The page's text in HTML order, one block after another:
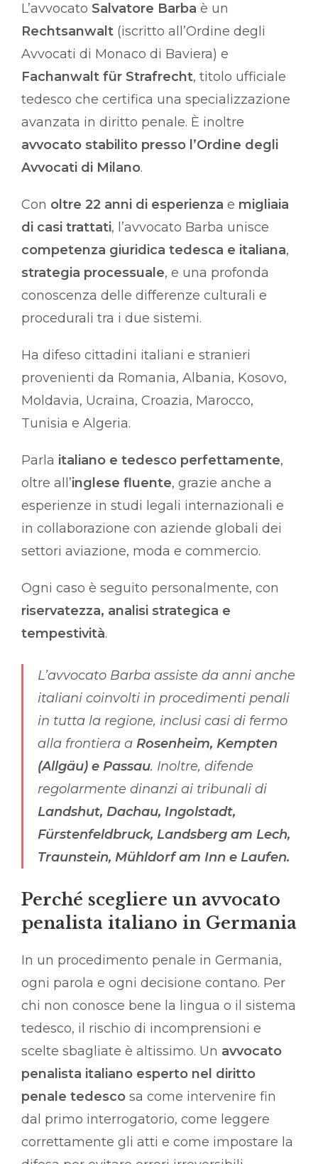
L’avvocato Salvatore Barba è un
Rechtsanwalt (iscritto all’Ordine degli
Avvocati di Monaco di Baviera) e
Fachanwalt für Strafrecht, titolo ufficiale
tedesco che certifica una specializzazione
avanzata in diritto penale. È inoltre
avvocato stabilito presso l’Ordine degli
Avvocati di Milano.
Con oltre 22 anni di esperienza e migliaia
di casi trattati, l’avvocato Barba unisce
competenza giuridica tedesca e italiana,
strategia processuale, e una profonda
conoscenza delle differenze culturali e
procedurali tra i due sistemi.
Ha difeso cittadini italiani e stranieri
provenienti da Romania, Albania, Kosovo,
Moldavia, Ucraina, Croazia, Marocco,
Tunisia e Algeria.
Parla italiano e tedesco perfettamente,
oltre all’inglese fluente, grazie anche a
esperienze in studi legali internazionali e
in collaborazione con aziende globali dei
settori aviazione, moda e commercio.
Ogni caso è seguito personalmente, con
riservatezza, analisi strategica e
tempestività.
L’avvocato Barba assiste da anni anche
italiani coinvolti in procedimenti penali
in tutta la regione, inclusi casi di fermo
alla frontiera a Rosenheim, Kempten
(Allgäu) e Passau. Inoltre, difende
regolarmente dinanzi ai tribunali di
Landshut, Dachau, Ingolstadt,
Fürstenfeldbruck, Landsberg am Lech,
Traunstein, Mühldorf am Inn e Laufen.
Perché scegliere un avvocato
penalista italiano in Germania
In un procedimento penale in Germania,
ogni parola e ogni decisione contano. Per
chi non conosce bene la lingua o il sistema
tedesco, il rischio di incomprensioni e
scelte sbagliate è altissimo. Un avvocato
penalista italiano esperto nel diritto
penale tedesco sa come intervenire fin
dal primo interrogatorio, come leggere
correttamente gli atti e come impostare la